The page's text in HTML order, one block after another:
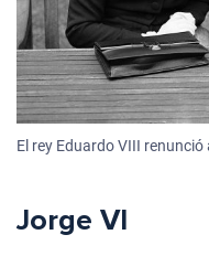
El rey Eduardo VIII
Jorge VI